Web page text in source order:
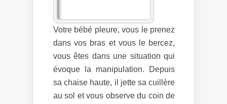
Votre bébé pleure, vous le prenez
dans vos bras et vous le bercez,
vous êtes dans une situation qui
évoque la manipulation. Depuis
sa chaise haute, il jette sa cuillère
au sol et vous observe du coin de